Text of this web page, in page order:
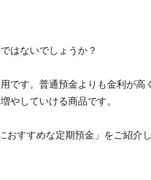
はないでしょうか？
です。普通預金よりも金利が高
やしていける商品です。
おすすめな定期預金」をご紹介